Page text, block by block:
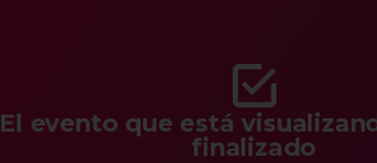
El evento que está
finalizado